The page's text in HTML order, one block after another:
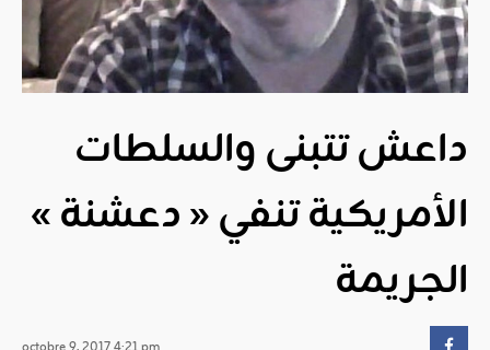
داعش تتبنى والسلطات
الأمريكية تنفي « دعشنة »
الجريمة